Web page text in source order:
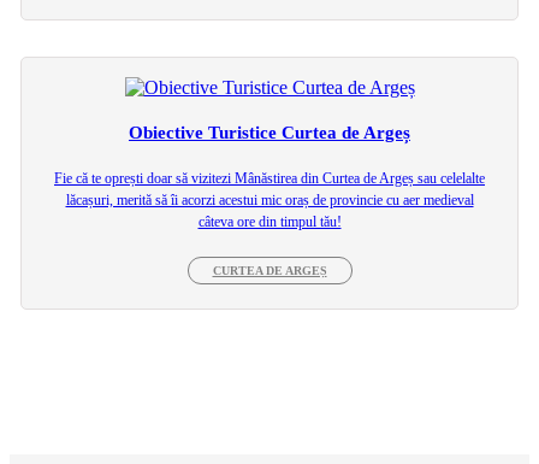
Obiective Turistice Curtea de Argeș
Fie că te oprești doar să vizitezi Mânăstirea din Curtea de Argeș sau celelalte
lăcașuri, merită să îi acorzi acestui mic oraș de provincie cu aer medieval
câteva ore din timpul tău!
CURTEA DE ARGEȘ